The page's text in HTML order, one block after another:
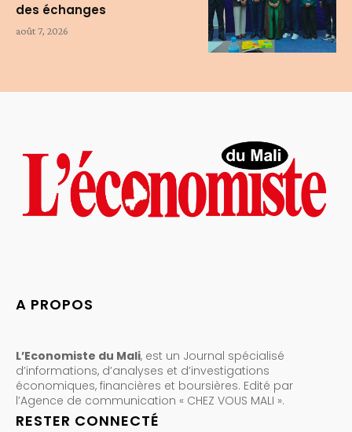
des échanges
août 7, 2026
A PROPOS
L’Economiste du Mali, est un Journal spécialisé
d’informations, d’analyses et d’investigations
économiques, financières et boursières. Edité par
l’Agence de communication « CHEZ VOUS MALI ».
RESTER CONNECTÉ